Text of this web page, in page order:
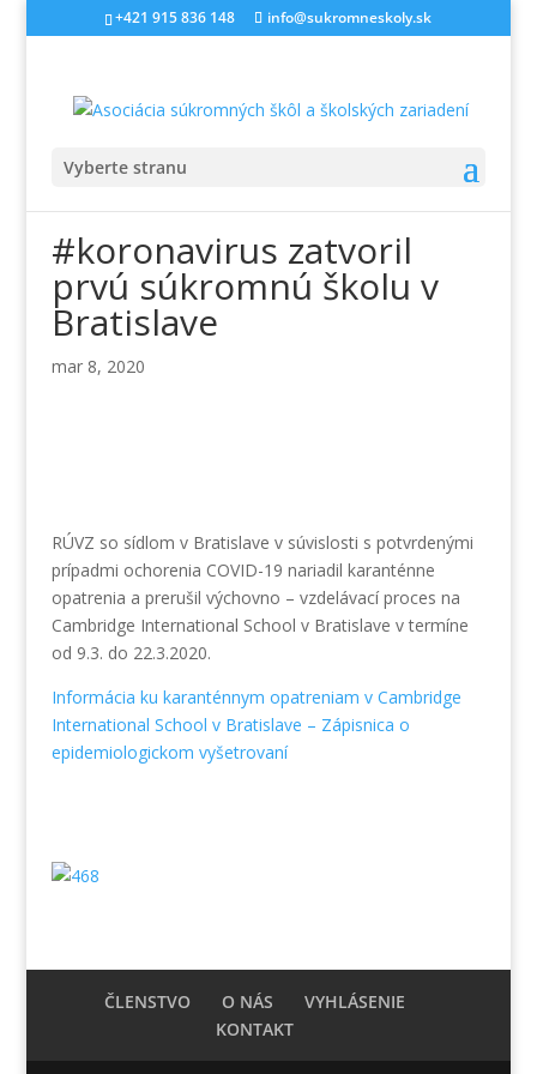
+421 915 836 148 info@sukromneskoly.sk
Vyberte stranu
#koronavirus zatvoril
prvú súkromnú školu v
Bratislave
mar 8, 2020
RÚVZ so sídlom v Bratislave v súvislosti s potvrdenými
prípadmi ochorenia COVID-19 nariadil karanténne
opatrenia a prerušil výchovno – vzdelávací proces na
Cambridge International School v Bratislave v termíne
od 9.3. do 22.3.2020.
Informácia ku karanténnym opatreniam v Cambridge
International School v Bratislave – Zápisnica o
epidemiologickom vyšetrovaní
ČLENSTVO O NÁS
VYHLÁSENIE
KONTAKT